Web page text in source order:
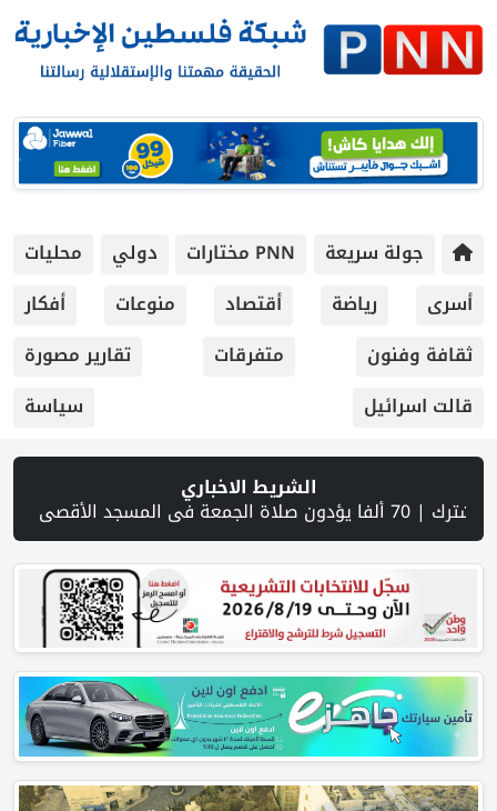
جولة سريعة PNN مختارات دولي
محليات
أسرى
رياضة أقتصاد منوعات
أفكار
ثقافة وفنون
متفرقات
تقارير مصورة
قالت اسرائيل
سياسة
الشريط الاخباري